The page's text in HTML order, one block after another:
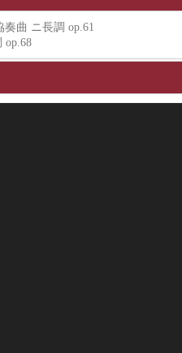
曲 ニ長調 op.61
op.68